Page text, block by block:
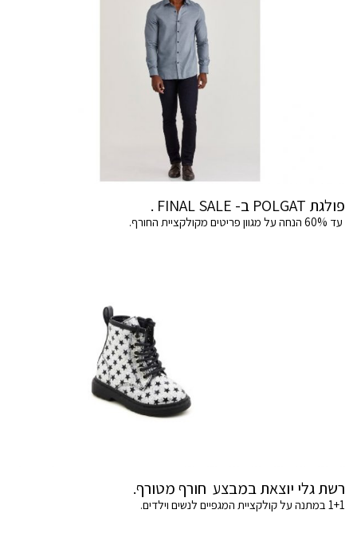
פולגת POLGAT ב- FINAL SALE .
עד 60% הנחה על מגוון פריטים מקולקציית החורף.
רשת גלי יוצאת במבצע חורף מטורף.
1+1 במתנה על קולקציית המגפיים לנשים וילדים.